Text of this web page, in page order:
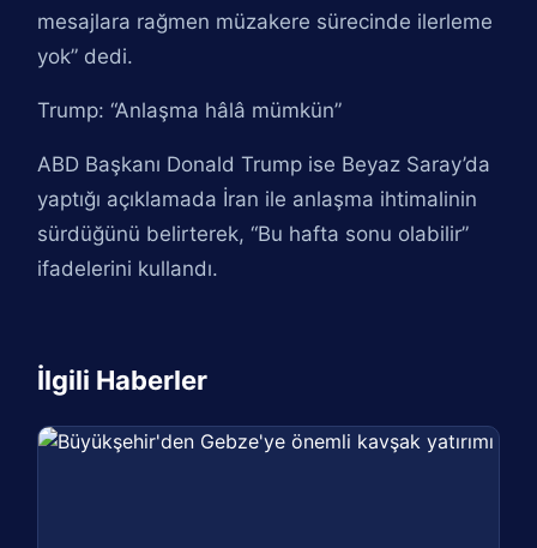
mesajlara rağmen müzakere sürecinde ilerleme
yok” dedi.
Trump: “Anlaşma hâlâ mümkün”
ABD Başkanı Donald Trump ise Beyaz Saray’da
yaptığı açıklamada İran ile anlaşma ihtimalinin
sürdüğünü belirterek, “Bu hafta sonu olabilir”
ifadelerini kullandı.
İlgili Haberler